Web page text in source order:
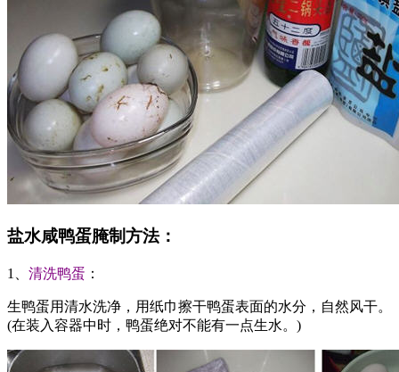
盐水咸鸭蛋腌制方法：
1、 清洗鸭蛋 ：
生鸭蛋用清水洗净，用纸巾擦干鸭蛋表面的水分，自然风干。
(在装入容器中时，鸭蛋绝对不能有一点生水。)